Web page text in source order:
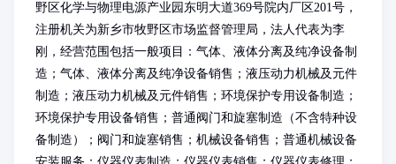
野区化学与物理电源产业园东明大道369号院内厂区201号，
注册机关为新乡市牧野区市场监督管理局，法人代表为李
刚，经营范围包括一般项目：气体、液体分离及纯净设备制
造；气体、液体分离及纯净设备销售；液压动力机械及元件
制造；液压动力机械及元件销售；环境保护专用设备制造；
环境保护专用设备销售；普通阀门和旋塞制造（不含特种设
备制造）；阀门和旋塞销售；机械设备销售；普通机械设备